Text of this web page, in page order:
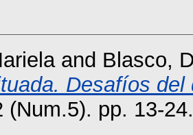
and Blasco,
Desafíos del
(Num.5). pp. 13-